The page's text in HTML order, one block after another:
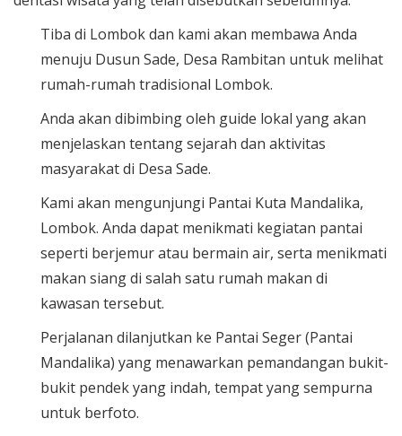
Tiba di Lombok dan kami akan membawa Anda
menuju Dusun Sade, Desa Rambitan untuk melihat
rumah-rumah tradisional Lombok.
Anda akan dibimbing oleh guide lokal yang akan
menjelaskan tentang sejarah dan aktivitas
masyarakat di Desa Sade.
Kami akan mengunjungi Pantai Kuta Mandalika,
Lombok. Anda dapat menikmati kegiatan pantai
seperti berjemur atau bermain air, serta menikmati
makan siang di salah satu rumah makan di
kawasan tersebut.
Perjalanan dilanjutkan ke Pantai Seger (Pantai
Mandalika) yang menawarkan pemandangan bukit-
bukit pendek yang indah, tempat yang sempurna
untuk berfoto.